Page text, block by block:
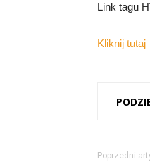
Link tagu
Kliknij tutaj
Poprzedni